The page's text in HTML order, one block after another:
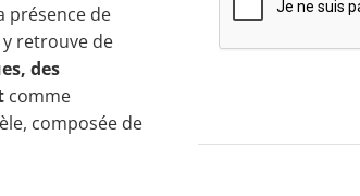
présence de
retrouve de
des
comme
composée de